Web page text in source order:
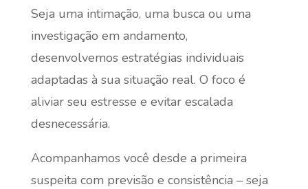
Seja uma intimação, uma busca ou uma
investigação em andamento,
desenvolvemos estratégias individuais
adaptadas à sua situação real. O foco é
aliviar seu estresse e evitar escalada
desnecessária.
Acompanhamos você desde a primeira
suspeita com previsão e consistência – seja